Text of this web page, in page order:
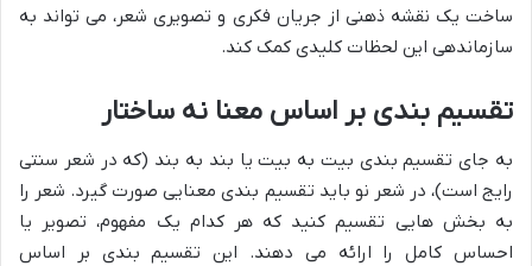
ساخت یک نقشه ذهنی از جریان فکری و تصویری شعر، می تواند به
سازماندهی این لحظات کلیدی کمک کند.
تقسیم بندی بر اساس معنا نه ساختار
به جای تقسیم بندی بیت به بیت یا بند به بند (که در شعر سنتی
رایج است)، در شعر نو باید تقسیم بندی معنایی صورت گیرد. شعر را
به بخش هایی تقسیم کنید که هر کدام یک مفهوم، تصویر یا
احساس کامل را ارائه می دهند. این تقسیم بندی بر اساس